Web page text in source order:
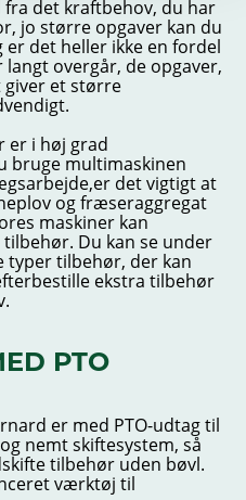
det kraftbehov, du har
jo større opgaver kan du
det heller ikke en fordel
overgår, de opgaver,
et større
er i høj grad
bruge multimaskinen
det vigtigt at
og fræseraggregat
maskiner kan
Du kan se under
typer tilbehør, der kan
ekstra tilbehør
PTO
er med PTO-udtag til
nemt skiftesystem, så
tilbehør uden bøvl.
værktøj til